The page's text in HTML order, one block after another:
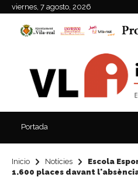
viernes, 7 agosto, 2026
Portada
Inicio Notícies
Escola
1.600 places davant